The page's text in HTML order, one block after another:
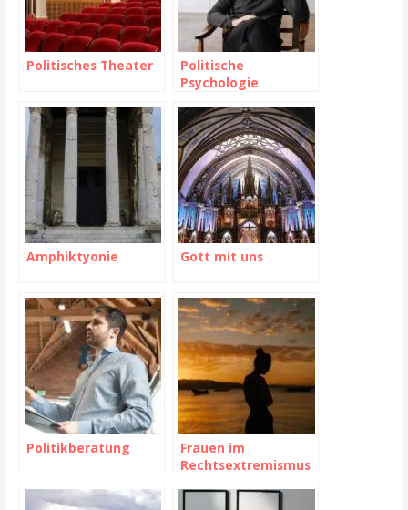
Politisches Theater
Politische
Psychologie
Amphiktyonie Gott mit uns
Politikberatung
Frauen im
Rechtsextremismus